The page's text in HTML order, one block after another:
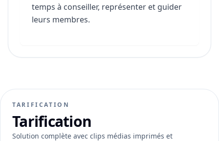
temps à conseiller, représenter et guider
leurs membres.
TARIFICATION
Tarification
Solution complète avec clips médias imprimés et